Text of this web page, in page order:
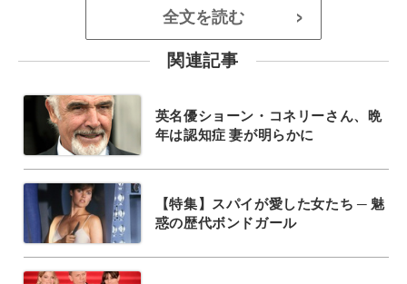
全文を読む >
関連記事
英名優ショーン・コネリーさん、晩
年は認知症 妻が明らかに
【特集】スパイが愛した女たち ─ 魅
惑の歴代ボンドガール